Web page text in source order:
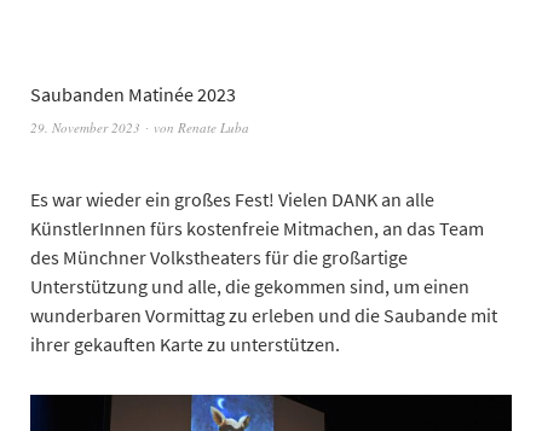
Saubanden Matinée 2023
29. November 2023 von Renate Luba
Es war wieder ein großes Fest! Vielen DANK an alle
KünstlerInnen fürs kostenfreie Mitmachen, an das Team
des Münchner Volkstheaters für die großartige
Unterstützung und alle, die gekommen sind, um einen
wunderbaren Vormittag zu erleben und die Saubande mit
ihrer gekauften Karte zu unterstützen.